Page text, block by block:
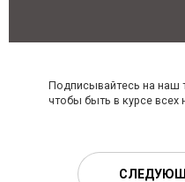
Подписывайтесь на наш
чтобы быть в курсе всех